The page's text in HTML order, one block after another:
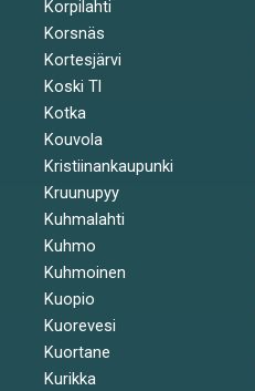
Korpilahti
Korsnäs
Kortesjärvi
Koski Tl
Kotka
Kouvola
Kristiinankaupunki
Kruunupyy
Kuhmalahti
Kuhmo
Kuhmoinen
Kuopio
Kuorevesi
Kuortane
Kurikka